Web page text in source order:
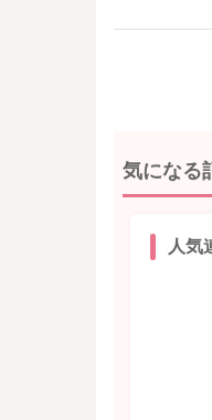
気になる
人気